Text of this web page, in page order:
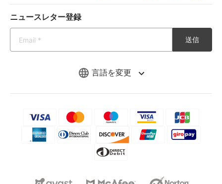
言語を変更
ニュースレター登録
送信